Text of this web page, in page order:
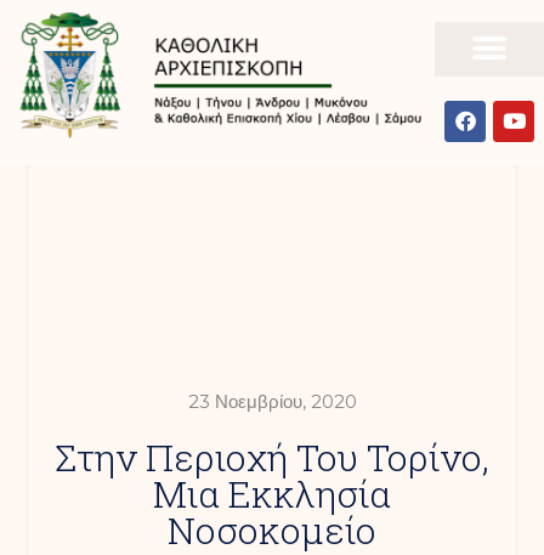
23 Νοεμβρίου, 2020
Στην Περιοχή Του Τορίνο,
Μια Εκκλησία
Νοσοκομείο